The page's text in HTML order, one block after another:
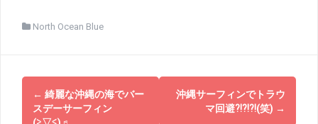
North Ocean Blue
投
稿
← 綺麗な沖縄の海でバー
スデーサーフィン
沖縄サーフィンでトラウ
マ回避⁈⁈⁈(笑) →